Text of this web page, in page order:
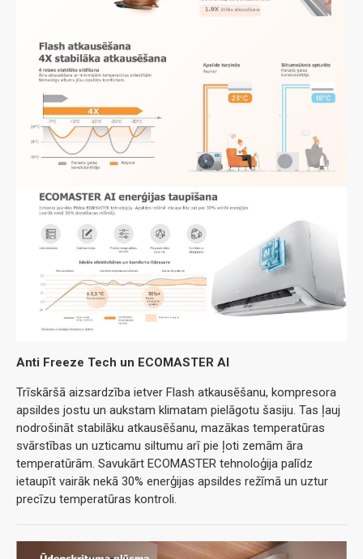
Anti Freeze Tech un ECOMASTER AI
Trīskāršā aizsardzība ietver Flash atkausēšanu, kompresora
apsildes jostu un aukstam klimatam pielāgotu šasiju. Tas ļauj
nodrošināt stabilāku atkausēšanu, mazākas temperatūras
svārstības un uzticamu siltumu arī pie ļoti zemām āra
temperatūrām. Savukārt ECOMASTER tehnoloģija palīdz
ietaupīt vairāk nekā 30% enerģijas apsildes režīmā un uztur
precīzu temperatūras kontroli.